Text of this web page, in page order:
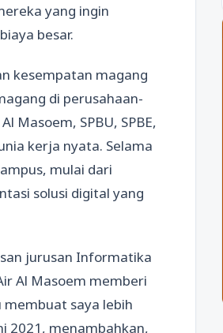
yang ingin
besar.
kesempatan magang
di perusahaan-
Masoem, SPBU, SPBE,
kerja nyata. Selama
mulai dari
solusi digital yang
jurusan Informatika
Al Masoem memberi
saya lebih
2021, menambahkan,